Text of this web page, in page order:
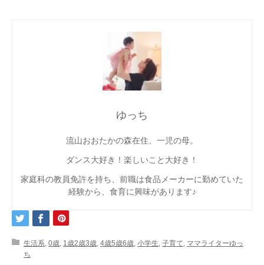
ゆっち
流山おおたかの森在住、一児の母。
ダンス大好き！楽しいこと大好き！
家庭科の教員免許を持ち、前職は食品メーカーに勤めていた
経験から、食育に興味があります♪
生活系, 0歳, 1歳2歳3歳, 4歳5歳6歳, 小学生, 子育て, ママライターゆっ
ち